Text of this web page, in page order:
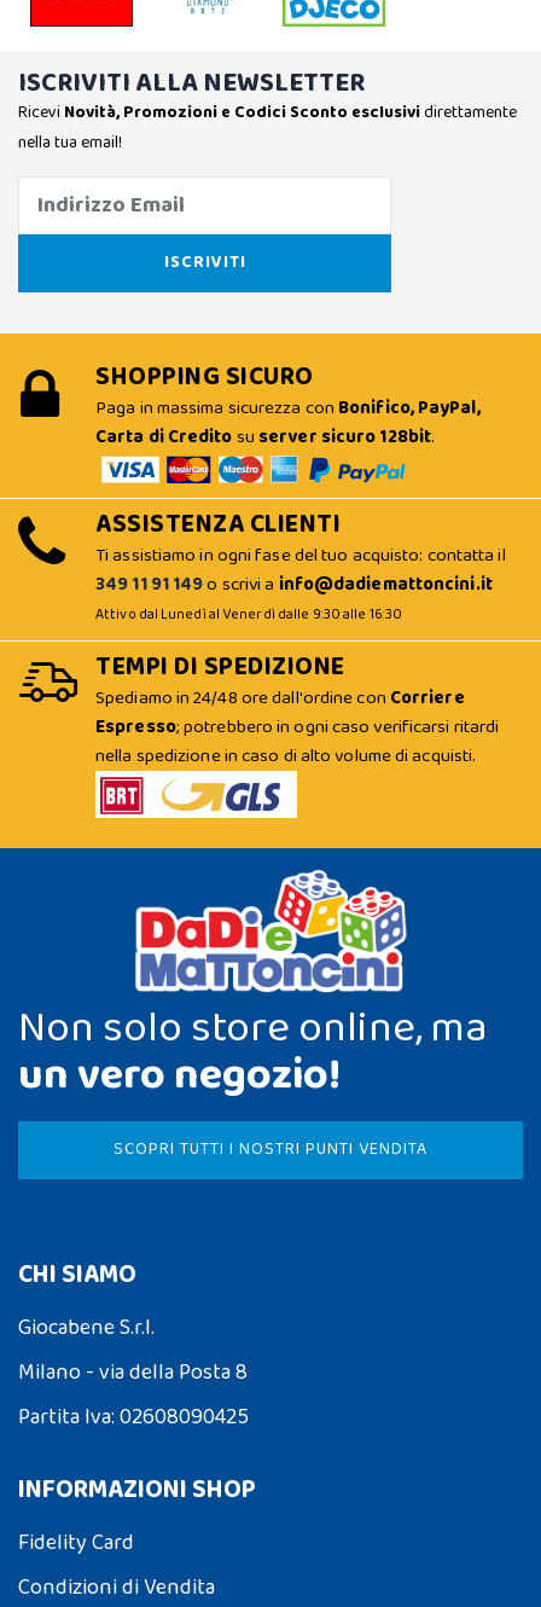
ISCRIVITI ALLA NEWSLETTER
Ricevi Novità, Promozioni e Codici Sconto esclusividirettamente
nella tua email!
SHOPPING SICURO
Paga in massima sicurezza con Bonifico, PayPal,
Carta di Creditosu server sicuro 128bit.
ASSISTENZA CLIENTI
Ti assistiamo in ogni fase del tuo acquisto: contatta il
349 11 91 149o scrivi a info@dadiemattoncini.it
Attivo dal Lunedì al Venerdì dalle 9:30 alle 16:30
TEMPI DI SPEDIZIONE
Spediamo in 24/48 ore dall'ordine con Corriere
Espresso; potrebbero in ogni caso verificarsi ritardi
nella spedizione in caso di alto volume di acquisti.
Non solo store online, ma
un vero negozio!
SCOPRI TUTTI I NOSTRI PUNTI VENDITA
CHI SIAMO
Giocabene S.r.l.
Milano - via della Posta 8
Partita Iva: 02608090425
INFORMAZIONI SHOP
Fidelity Card
Condizioni di Vendita